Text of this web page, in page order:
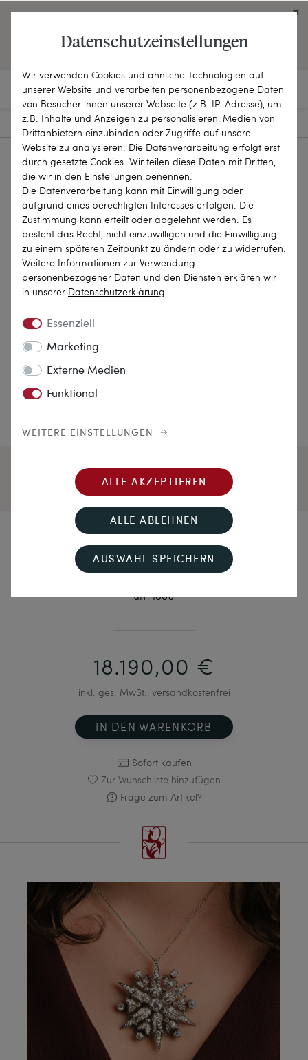
OPEN ENGLISH WEBSITE
HOME SCHMUCKSTÜCKE ANHÄNGER 21-1245
Ein Stern am Firmament
um 1880
18.190,00 €
inkl. ges. MwSt., versandkostenfrei
IN DEN WARENKORB
Sofort kaufen
Zur Wunschliste hinzufügen
Frage zum Artikel?
Datenschutzeinstellungen
Wir verwenden Cookies und ähnliche Technologien auf
unserer Website und verarbeiten personenbezogene Daten
von Besucher:innen unserer Webseite (z.B. IP-Adresse), um
z.B. Inhalte und Anzeigen zu personalisieren, Medien von
Drittanbietern einzubinden oder Zugriffe auf unsere
Website zu analysieren. Die Datenverarbeitung erfolgt erst
durch gesetzte Cookies. Wir teilen diese Daten mit Dritten,
die wir in den Einstellungen benennen.
Die Datenverarbeitung kann mit Einwilligung oder
aufgrund eines berechtigten Interesses erfolgen. Die
Zustimmung kann erteilt oder abgelehnt werden. Es
besteht das Recht, nicht einzuwilligen und die Einwilligung
zu einem späteren Zeitpunkt zu ändern oder zu widerrufen.
Weitere Informationen zur Verwendung
personenbezogener Daten und den Diensten erklären wir
in unserer Daten­schutz­erklärung.
Essenziell
Marketing
Externe Medien
Funktional
WEITERE EINSTELLUNGEN
ALLE AKZEPTIEREN
ALLE ABLEHNEN
AUSWAHL SPEICHERN